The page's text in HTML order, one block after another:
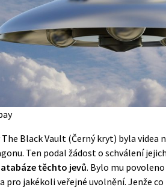
Black Vault (Černý kryt) byla videa
Ten podal žádost o schválení
těchto jevů. Bylo mu
pro jakékoli veřejné uvolnění. Jenže